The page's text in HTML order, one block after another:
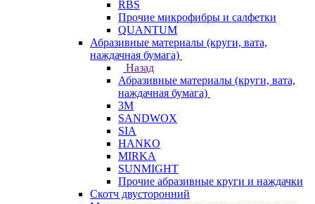
RBS
Прочие микрофибры и салфетки
QUANTUM
Абразивные материалы (круги, вата,
наждачная бумага)
Назад
Абразивные материалы (круги, вата,
наждачная бумага)
3М
SANDWOX
SIA
HANKO
MIRKA
SUNMIGHT
Прочие абразивные круги и наждачки
Скотч двусторонний